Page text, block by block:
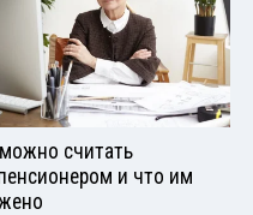
считать
и что им